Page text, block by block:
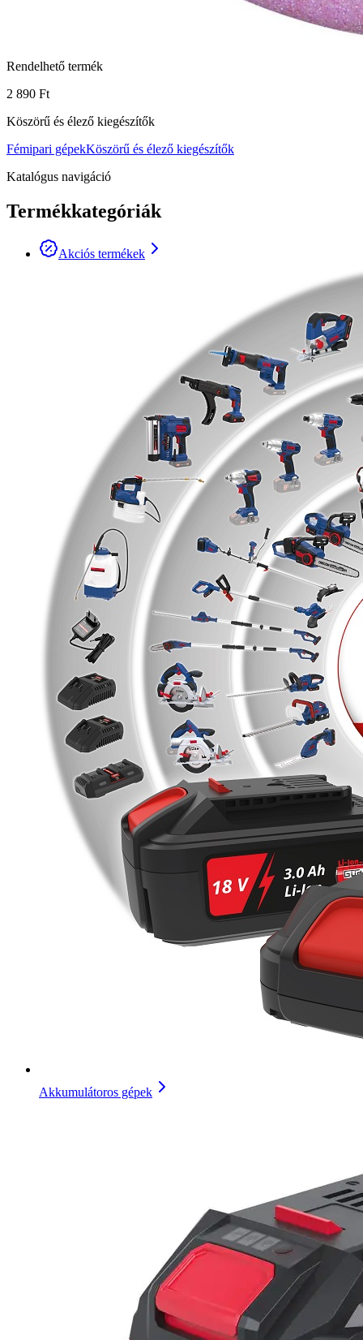
Rendelhető termék
2 890 Ft
Köszörű és élező kiegészítők
Fémipari gépekKöszörű és élező kiegészítők
Katalógus navigáció
Termékkategóriák
Akciós termékek
Akkumulátoros gépek